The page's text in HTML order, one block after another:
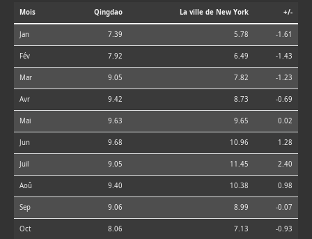
Mois Qingdao La ville de New York +/-
Jan 7.39 5.78 -1.61
Fév 7.92 6.49 -1.43
Mar 9.05 7.82 -1.23
Avr 9.42 8.73 -0.69
Mai 9.63 9.65 0.02
Jun 9.68 10.96 1.28
Juil 9.05 11.45 2.40
Aoû 9.40 10.38 0.98
Sep 9.06 8.99 -0.07
Oct 8.06 7.13 -0.93